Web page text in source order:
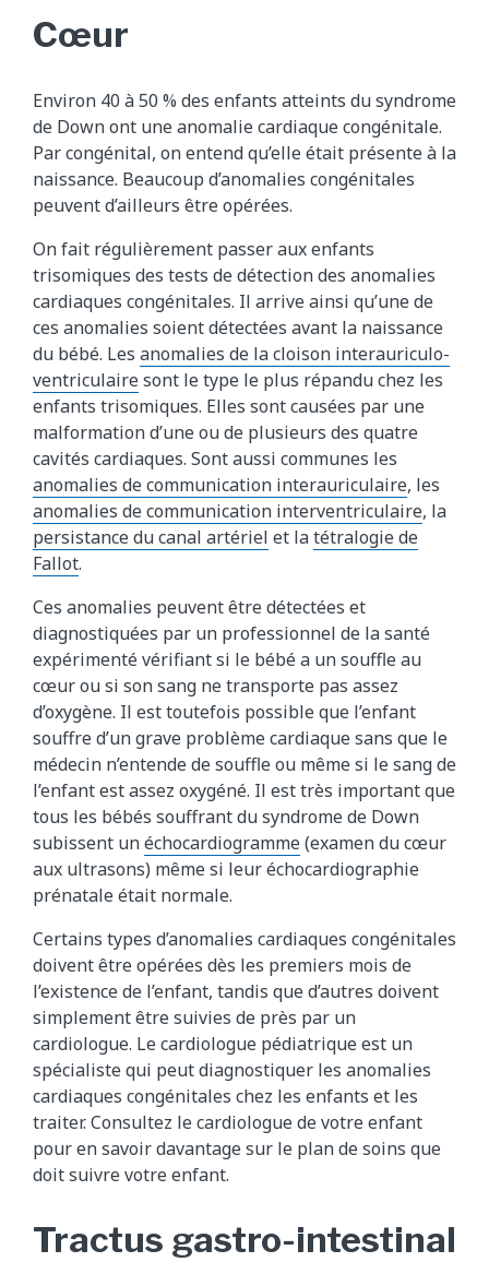
Cœur
Environ 40 à 50 % des enfants atteints du syndrome
de Down ont une anomalie cardiaque congénitale.
Par congénital, on entend qu’elle était présente à la
naissance. Beaucoup d’anomalies congénitales
peuvent d’ailleurs être opérées.
On fait régulièrement passer aux enfants
trisomiques des tests de détection des anomalies
cardiaques congénitales. Il arrive ainsi qu’une de
ces anomalies soient détectées avant la naissance
du bébé. Les anomalies de la cloison interauriculo-
ventriculairesont le type le plus répandu chez les
enfants trisomiques. Elles sont causées par une
malformation d’une ou de plusieurs des quatre
cavités cardiaques. Sont aussi communes les
anomalies de communication interauriculaire, les
anomalies de communication interventriculaire, la
persistance du canal artériel et latétralogie de
Fallot.
Ces anomalies peuvent être détectées et
diagnostiquées par un professionnel de la santé
expérimenté vérifiant si le bébé a un souffle au
cœur ou si son sang ne transporte pas assez
d’oxygène. Il est toutefois possible que l’enfant
souffre d’un grave problème cardiaque sans que le
médecin n’entende de souffle ou même si le sang de
l’enfant est assez oxygéné. Il est très important que
tous les bébés souffrant du syndrome de Down
subissent unéchocardiogramme(examen du cœur
aux ultrasons) même si leur échocardiographie
prénatale était normale.
Certains types d’anomalies cardiaques congénitales
doivent être opérées dès les premiers mois de
l’existence de l’enfant, tandis que d’autres doivent
simplement être suivies de près par un
cardiologue. Le cardiologue pédiatrique est un
spécialiste qui peut diagnostiquer les anomalies
cardiaques congénitales chez les enfants et les
traiter. Consultez le cardiologue de votre enfant
pour en savoir davantage sur le plan de soins que
doit suivre votre enfant.
Tractus gastro-intestinal